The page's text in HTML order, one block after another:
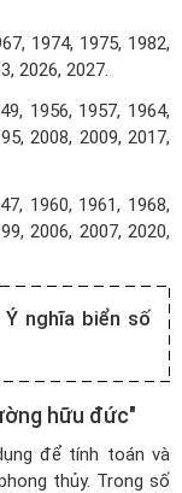
1974, 1975, 1982,
2026, 2027.
1956, 1957, 1964,
2008, 2009, 2017,
1960, 1961, 1968,
2006, 2007, 2020,
Ý nghĩa biển số
hữu đức"
để tính toán và
thủy. Trong số